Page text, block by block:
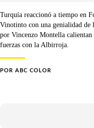
Turquía reaccionó a tiempo en
Vinotinto con una genialidad
por Vincenzo Montella
fuerzas con la Albirroja.
POR ABC COLOR